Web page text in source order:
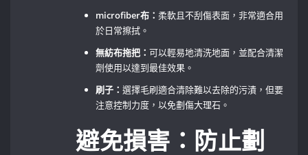
microfiber布：柔軟且不刮傷表面，非常適合用
於日常擦拭。
無紡布拖把：可以輕易地清洗地面，並配合清潔
劑使用以達到最佳效果。
刷子：選擇毛刷適合清除難以去除的污漬，但要
注意控制力度，以免劃傷大理石。
避免損害：防止劃